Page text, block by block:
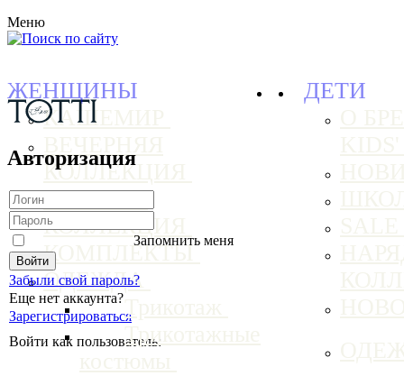
Меню
ЖЕНЩИНЫ
КАШЕМИР
КОЛЛЕКЦИЯ
БАЗОВАЯ
КОЛЛЕКЦИЯ
КОМПЛЕКТЫ
ОДЕЖДА
Трикотаж
Трикотажные
ДЕТИ
Авторизация
Запомнить меня
Забыли свой пароль?
Еще нет аккаунта?
Зарегистрироваться
Войти как пользователь: